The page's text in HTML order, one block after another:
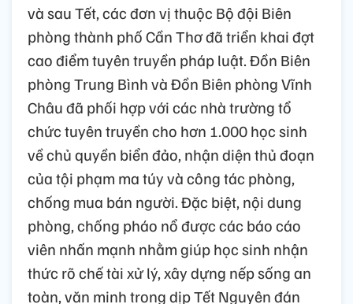
và sau Tết, các đơn vị thuộc Bộ đội Biên
phòng thành phố Cần Thơ đã triển khai đợt
cao điểm tuyên truyền pháp luật. Đồn Biên
phòng Trung Bình và Đồn Biên phòng Vĩnh
Châu đã phối hợp với các nhà trường tổ
chức tuyên truyền cho hơn 1.000 học sinh
về chủ quyền biển đảo, nhận diện thủ đoạn
của tội phạm ma túy và công tác phòng,
chống mua bán người. Đặc biệt, nội dung
phòng, chống pháo nổ được các báo cáo
viên nhấn mạnh nhằm giúp học sinh nhận
thức rõ chế tài xử lý, xây dựng nếp sống an
toàn, văn minh trong dịp Tết Nguyên đán